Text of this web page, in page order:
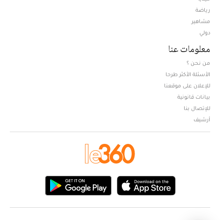
رياضة
مشاهير
دولي
معلومات عنا
من نحن ؟
الأسئلة الأكثر طرحا
للإعلان على موقعنا
بيانات قانونية
للإتصال بنا
أرشيف